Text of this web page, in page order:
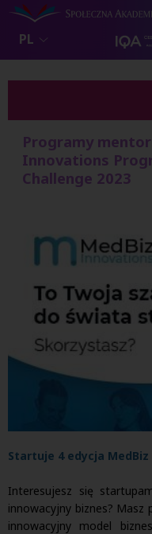
PL
Programy
Innovations
Challenge 2023
Startuje 4 edycja
Interesujesz się
innowacyjny biznes? Masz
innowacyjny model